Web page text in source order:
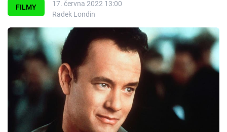
Témata
Filmy
Seriály
Hry
Cool Esport
FILMY
17. června 2022 13:00
Radek Londin